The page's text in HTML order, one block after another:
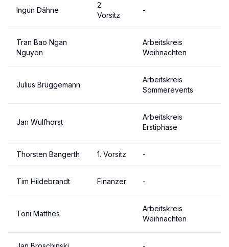
Ingun Dähne
2.
Vorsitz
-
Tran Bao Ngan
Nguyen
Arbeitskreis
Weihnachten
Julius Brüggemann
Arbeitskreis
Sommerevents
Jan Wulfhorst
Arbeitskreis
Erstiphase
Thorsten Bangerth 1. Vorsitz -
Tim Hildebrandt Finanzer -
Toni Matthes
Arbeitskreis
Weihnachten